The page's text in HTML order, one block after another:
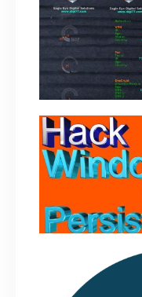
Kodachi – Hệ
Thiết lập